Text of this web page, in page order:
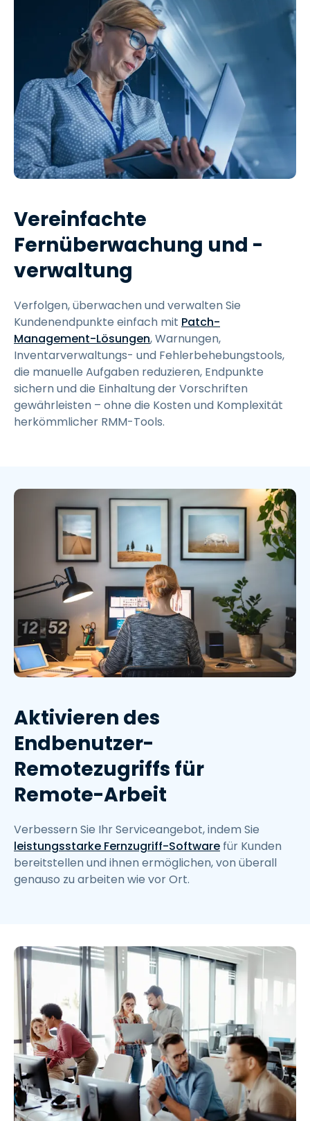
Vereinfachte
Fernüberwachung und -
verwaltung
Verfolgen, überwachen und verwalten Sie
Kundenendpunkte einfach mit Patch-
Management-Lösungen, Warnungen,
Inventarverwaltungs- und Fehlerbehebungstools,
die manuelle Aufgaben reduzieren, Endpunkte
sichern und die Einhaltung der Vorschriften
gewährleisten – ohne die Kosten und Komplexität
herkömmlicher RMM-Tools.
Aktivieren des
Endbenutzer-
Remotezugriffs für
Remote-Arbeit
Verbessern Sie Ihr Serviceangebot, indem Sie
leistungsstarke Fernzugriff-Software für Kunden
bereitstellen und ihnen ermöglichen, von überall
genauso zu arbeiten wie vor Ort.